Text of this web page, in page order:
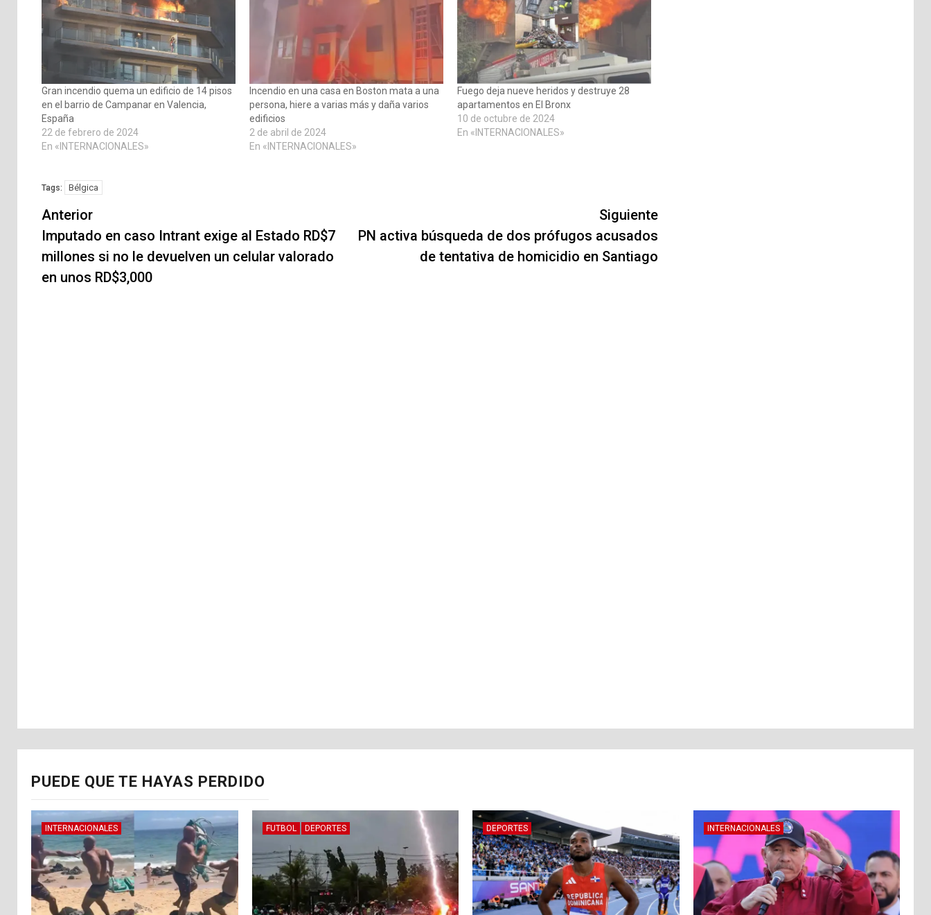
Gran incendio quema un edificio de 14 pisos
en el barrio de Campanar en Valencia,
España
22 de febrero de 2024
En «INTERNACIONALES»
Incendio en una casa en Boston mata a una
persona, hiere a varias más y daña varios
edificios
2 de abril de 2024
En «INTERNACIONALES»
Fuego deja nueve heridos y destruye 28
apartamentos en El Bronx
10 de octubre de 2024
En «INTERNACIONALES»
Tags: Bélgica
Navegación
de
entradas
Anterior
Imputado en caso Intrant exige al Estado RD$7
millones si no le devuelven un celular valorado
en unos RD$3,000
Siguiente
PN activa búsqueda de dos prófugos acusados
de tentativa de homicidio en Santiago
PUEDE QUE TE HAYAS PERDIDO
INTERNACIONALES FUTBOL DEPORTES DEPORTES INTERNACIONALES